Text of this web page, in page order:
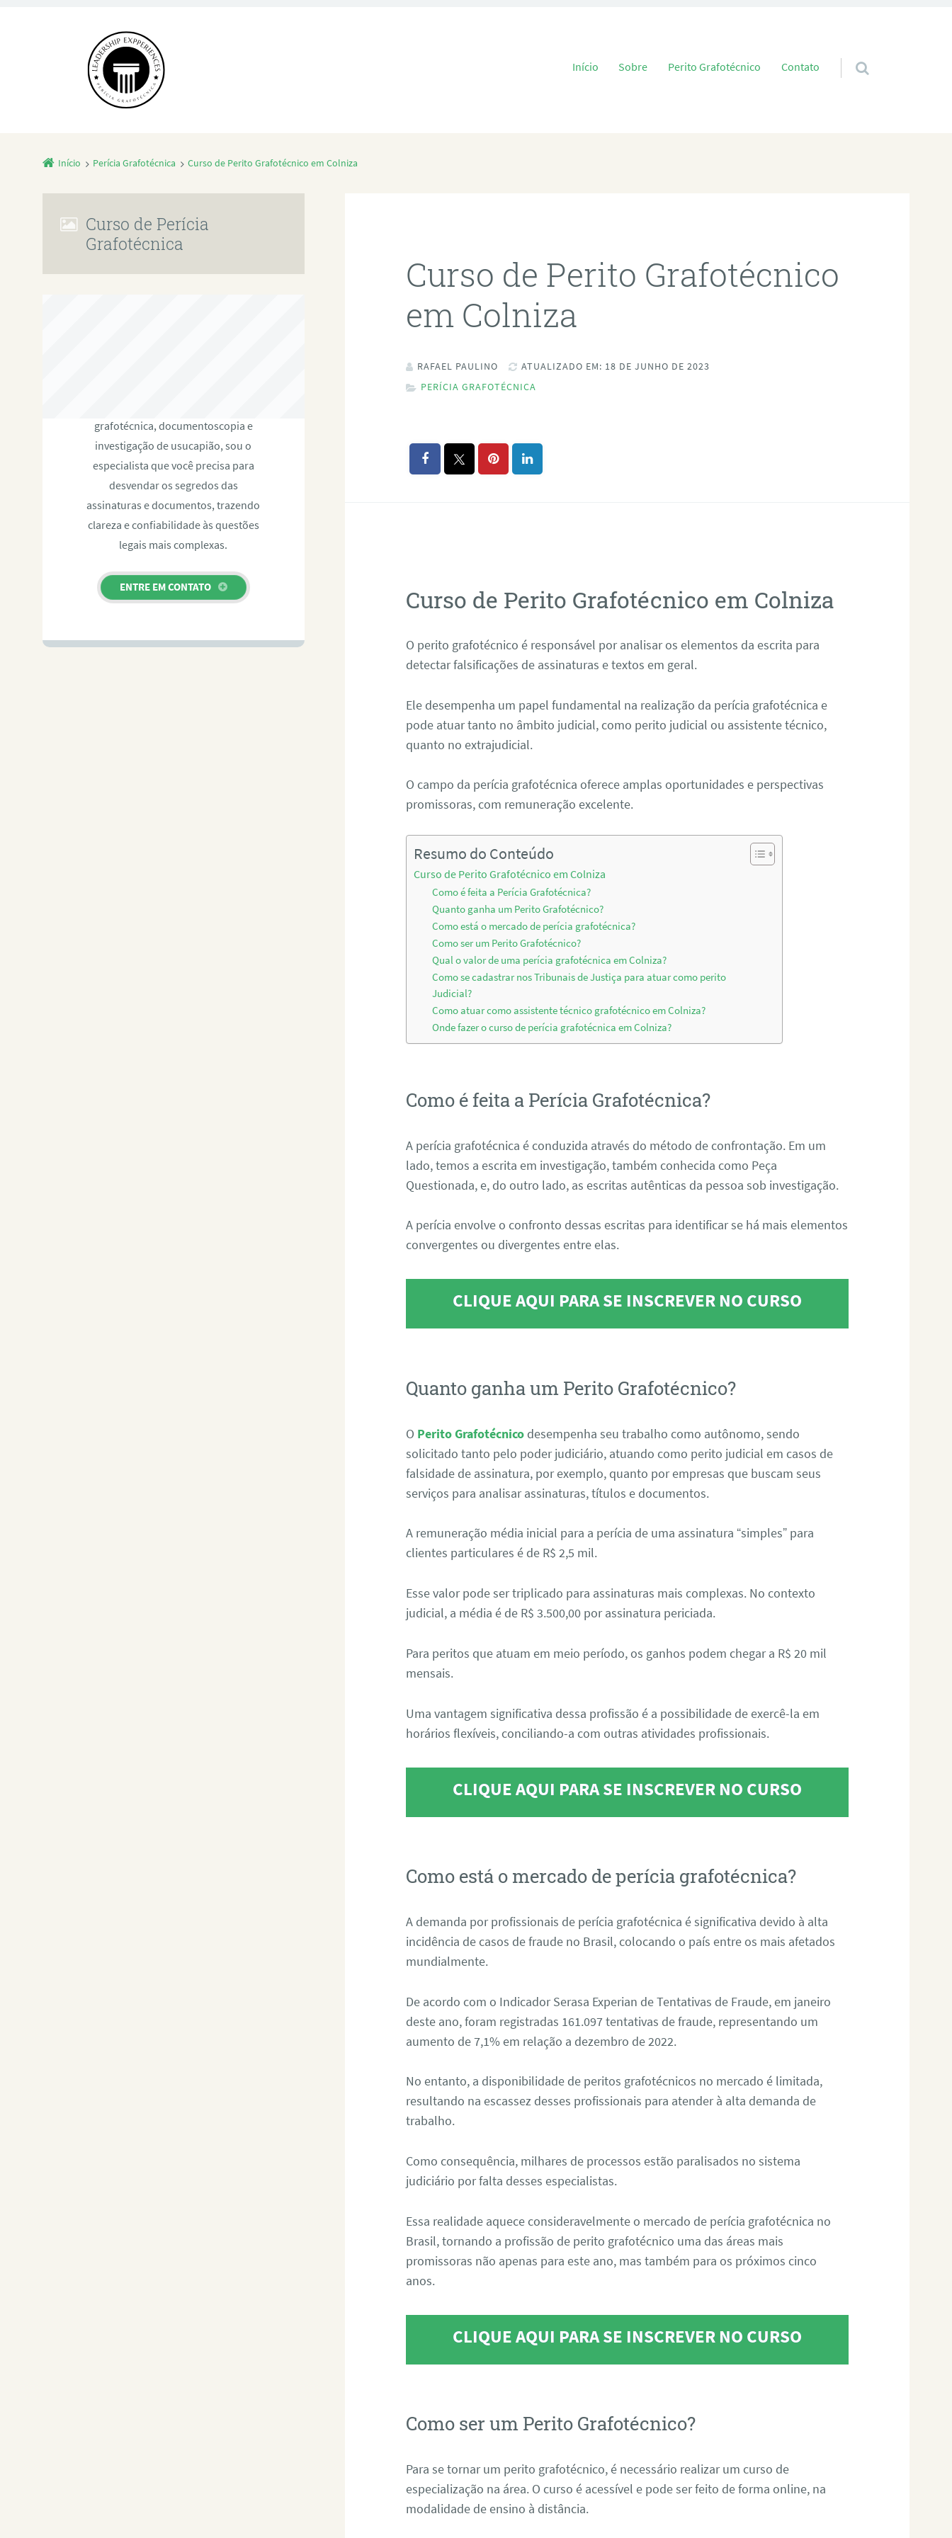
Pular para o conteúdo
Início Sobre Perito Grafotécnico Contato
Início Perícia Grafotécnica Curso de Perito Grafotécnico em Colniza
Curso de Perito Grafotécnico
em Colniza
RAFAEL PAULINO
ATUALIZADO EM: 18 DE JUNHO DE 2023
PERÍCIA GRAFOTÉCNICA
Curso de Perito Grafotécnico em Colniza
O perito grafotécnico é responsável por analisar os elementos da escrita para
detectar falsificações de assinaturas e textos em geral.
Ele desempenha um papel fundamental na realização da perícia grafotécnica e
pode atuar tanto no âmbito judicial, como perito judicial ou assistente técnico,
quanto no extrajudicial.
O campo da perícia grafotécnica oferece amplas oportunidades e perspectivas
promissoras, com remuneração excelente.
Resumo do Conteúdo
Curso de Perito Grafotécnico em Colniza
Como é feita a Perícia Grafotécnica?
Quanto ganha um Perito Grafotécnico?
Como está o mercado de perícia grafotécnica?
Como ser um Perito Grafotécnico?
Qual o valor de uma perícia grafotécnica em Colniza?
Como se cadastrar nos Tribunais de Justiça para atuar como perito
Judicial?
Como atuar como assistente técnico grafotécnico em Colniza?
Onde fazer o curso de perícia grafotécnica em Colniza?
Como é feita a Perícia Grafotécnica?
A perícia grafotécnica é conduzida através do método de confrontação. Em um
lado, temos a escrita em investigação, também conhecida como Peça
Questionada, e, do outro lado, as escritas autênticas da pessoa sob investigação.
A perícia envolve o confronto dessas escritas para identificar se há mais elementos
convergentes ou divergentes entre elas.
CLIQUE AQUI PARA SE INSCREVER NO CURSO
Quanto ganha um Perito Grafotécnico?
O Perito Grafotécnico desempenha seu trabalho como autônomo, sendo
solicitado tanto pelo poder judiciário, atuando como perito judicial em casos de
falsidade de assinatura, por exemplo, quanto por empresas que buscam seus
serviços para analisar assinaturas, títulos e documentos.
A remuneração média inicial para a perícia de uma assinatura “simples” para
clientes particulares é de R$ 2,5 mil.
Esse valor pode ser triplicado para assinaturas mais complexas. No contexto
judicial, a média é de R$ 3.500,00 por assinatura periciada.
Para peritos que atuam em meio período, os ganhos podem chegar a R$ 20 mil
mensais.
Uma vantagem significativa dessa profissão é a possibilidade de exercê-la em
horários flexíveis, conciliando-a com outras atividades profissionais.
CLIQUE AQUI PARA SE INSCREVER NO CURSO
Como está o mercado de perícia grafotécnica?
A demanda por profissionais de perícia grafotécnica é significativa devido à alta
incidência de casos de fraude no Brasil, colocando o país entre os mais afetados
mundialmente.
De acordo com o Indicador Serasa Experian de Tentativas de Fraude, em janeiro
deste ano, foram registradas 161.097 tentativas de fraude, representando um
aumento de 7,1% em relação a dezembro de 2022.
No entanto, a disponibilidade de peritos grafotécnicos no mercado é limitada,
resultando na escassez desses profissionais para atender à alta demanda de
trabalho.
Como consequência, milhares de processos estão paralisados no sistema
judiciário por falta desses especialistas.
Essa realidade aquece consideravelmente o mercado de perícia grafotécnica no
Brasil, tornando a profissão de perito grafotécnico uma das áreas mais
promissoras não apenas para este ano, mas também para os próximos cinco
anos.
CLIQUE AQUI PARA SE INSCREVER NO CURSO
Como ser um Perito Grafotécnico?
Para se tornar um perito grafotécnico, é necessário realizar um curso de
especialização na área. O curso é acessível e pode ser feito de forma online, na
modalidade de ensino à distância.
Curso de Perícia
Grafotécnica
grafotécnica, documentoscopia e
investigação de usucapião, sou o
especialista que você precisa para
desvendar os segredos das
assinaturas e documentos, trazendo
clareza e confiabilidade às questões
legais mais complexas.
ENTRE EM CONTATO